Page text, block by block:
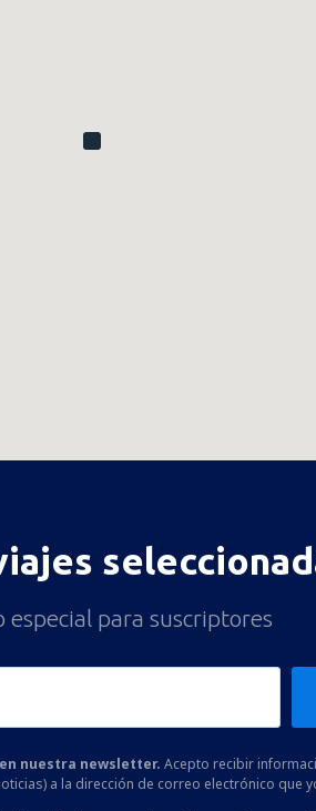
especial para suscriptores
nuestra newsletter. Acepto recibir
a la dirección de correo electrónico que